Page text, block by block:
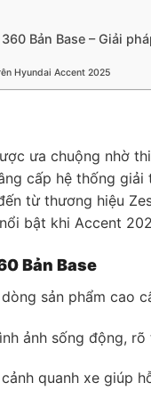
Bản Base – Giải
Hyundai Accent 2025
ưa chuộng nhờ
cấp hệ thống
từ thương hiệu
bật khi Accent
Bản Base
sản phẩm cao
ảnh sống động,
quanh xe giúp